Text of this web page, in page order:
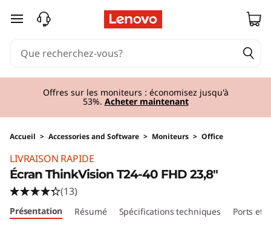
passer au contenu principal
Offres sur les moniteurs : économisez jusqu'à
53%. Acheter maintenant
Accueil > Accessories and Software > Moniteurs > Office
LIVRAISON RAPIDE
Écran ThinkVision T24-40 FHD 23,8"
(13)
Présentation Résumé Spécifications techniques Ports et